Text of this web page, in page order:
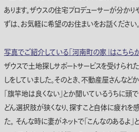
あります。ザウスの住宅プロデューサーが分かり
ずは、お気軽に希望のお住まいをお話ください。
写真でご紹介している「河南町の家」はこちら
ザウスで土地探しサポートサービスを受けられ
しをしていました。そのとき、不動産屋さんなど
「旗竿地は良くない」とか聞いているうちに頭
どん選択肢が狭くなり、探すこと自体に疲れを
た。 そんな時に妻がネットで「こんなのあるよ